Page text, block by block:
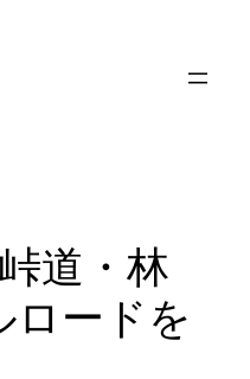
峠道・林
ロードを